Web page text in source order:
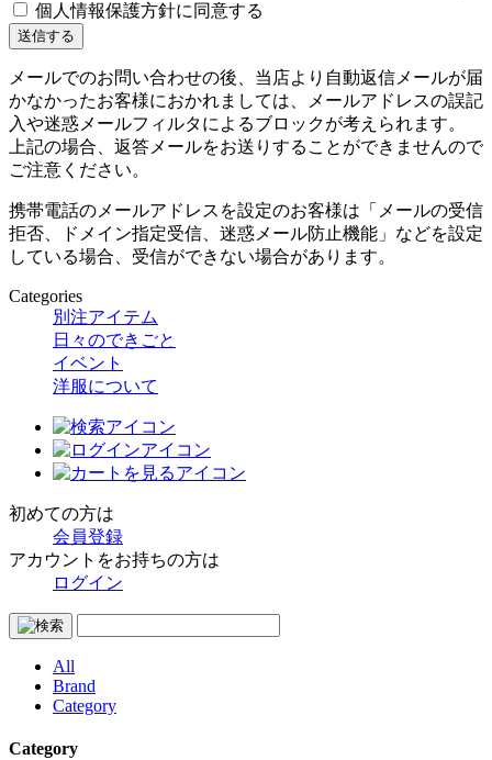
個人情報保護方針に同意する
メールでのお問い合わせの後、当店より自動返信メールが届
かなかったお客様におかれましては、メールアドレスの誤記
入や迷惑メールフィルタによるブロックが考えられます。
上記の場合、返答メールをお送りすることができませんので
ご注意ください。
携帯電話のメールアドレスを設定のお客様は「メールの受信
拒否、ドメイン指定受信、迷惑メール防止機能」などを設定
している場合、受信ができない場合があります。
Categories
別注アイテム
日々のできごと
イベント
洋服について
初めての方は
会員登録
アカウントをお持ちの方は
ログイン
All
Brand
Category
Category